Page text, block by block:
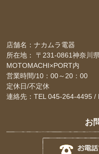
店舗名：ナカムラ電器
所在地： 〒231-0861神奈川
MOTOMACHI×PORT内
営業時間/10：00～20：00
定休日/不定休
連絡先：TEL 045-264-4495 /
お